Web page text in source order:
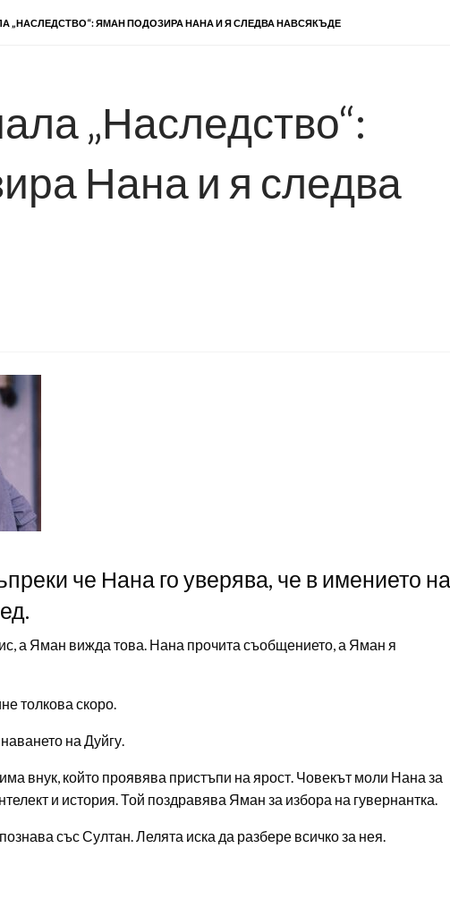
„НАСЛЕДСТВО“: ЯМАН ПОДОЗИРА НАНА И Я СЛЕДВА НАВСЯКЪДЕ
„Наследство“:
Нана и я следва
че Нана го уверява, че в имението на
а Яман вижда това. Нана прочита съобщението, а Яман я
толкова скоро.
на Дуйгу.
внук, който проявява пристъпи на ярост. Човекът моли Нана за
и история. Той поздравява Яман за избора на гувернантка.
със Султан. Лелята иска да разбере всичко за нея.